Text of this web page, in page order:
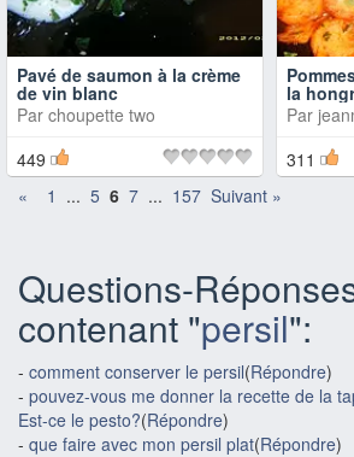
Pavé de saumon à la crème
de vin blanc
Par choupette two
449
la
Par
311
«
1 ... 5 6 7 ... 157 Suivant »
Questions-
contenant "persil":
- comment conserver le persil(Répondre)
- pouvez-vous me donner la recette de la
Est-ce le pesto?(Répondre)
- que faire avec mon persil plat(Répondre)